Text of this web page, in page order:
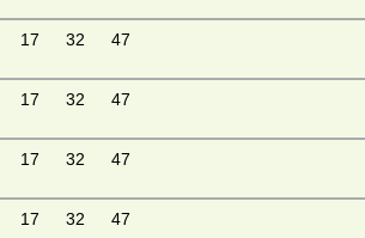
17 32 47
17 32 47
17 32 47
17 32 47